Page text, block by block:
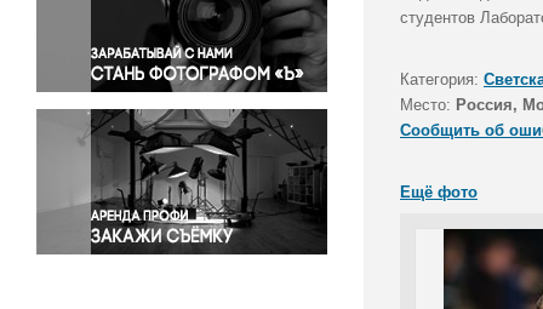
Правосудие
Происшествия и конфликты
Религия
Светская жизнь
Спорт
Экология
Экономика и бизнес
студентов
Категория:
Место: Россия,
Сообщить об
Ещё фото